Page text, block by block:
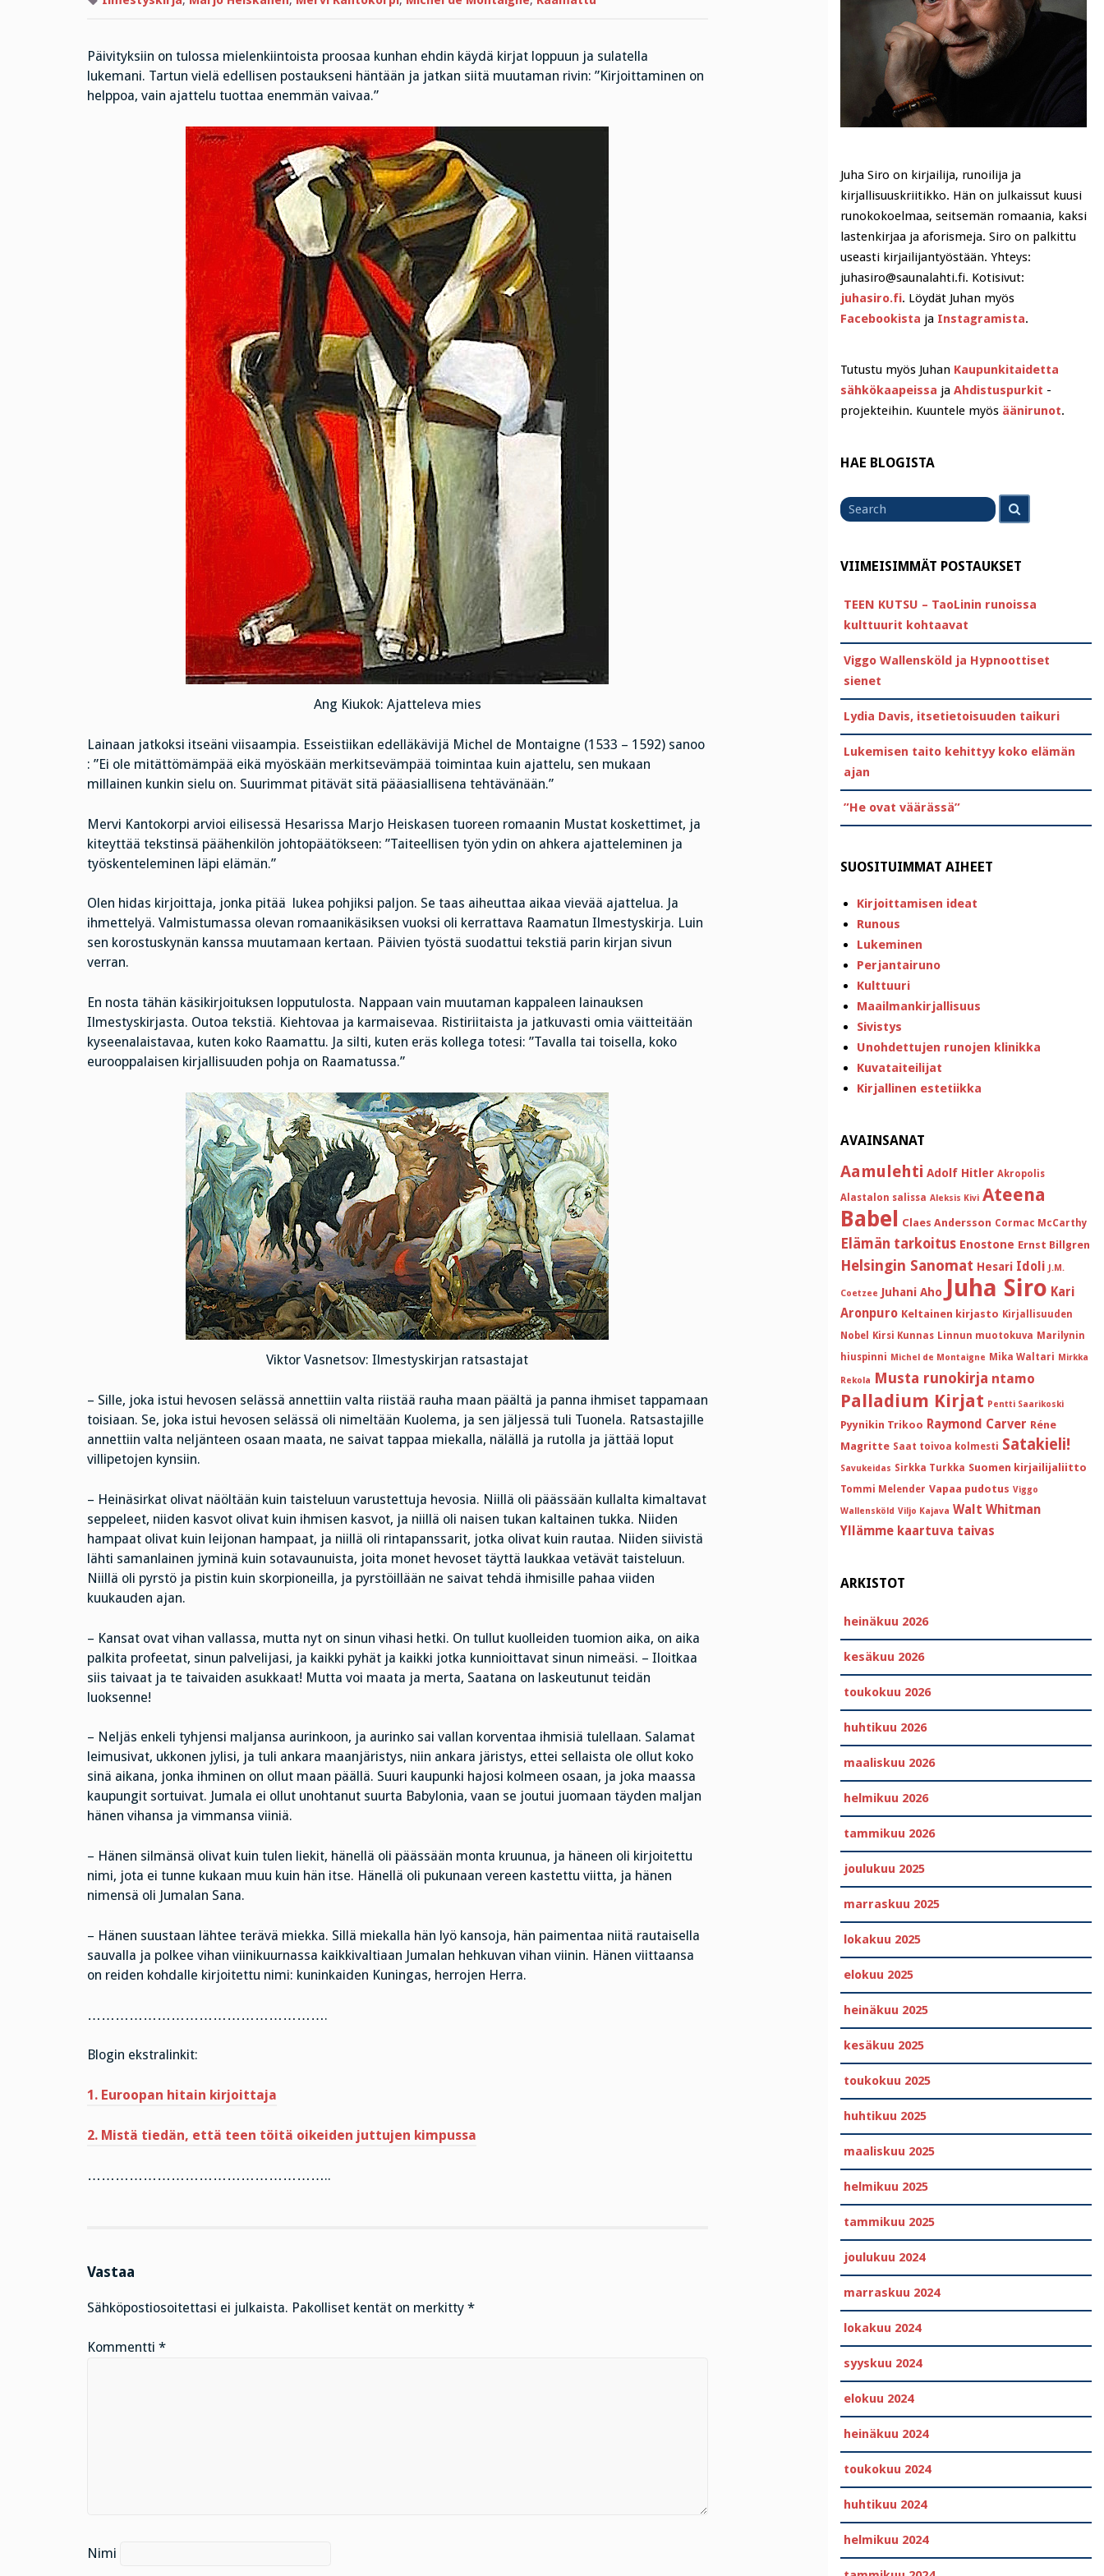
Päivityksiin on tulossa mielenkiintoista proosaa kunhan ehdin käydä kirjat loppuun ja sulatella
lukemani. Tartun vielä edellisen postaukseni häntään ja jatkan siitä muutaman rivin: ”Kirjoittaminen on
helppoa, vain ajattelu tuottaa enemmän vaivaa.”
Ang Kiukok: Ajatteleva mies
Lainaan jatkoksi itseäni viisaampia. Esseistiikan edelläkävijä Michel de Montaigne (1533 – 1592) sanoo
: ”Ei ole mitättömämpää eikä myöskään merkitsevämpää toimintaa kuin ajattelu, sen mukaan
millainen kunkin sielu on. Suurimmat pitävät sitä pääasiallisena tehtävänään.”
Mervi Kantokorpi arvioi eilisessä Hesarissa Marjo Heiskasen tuoreen romaanin Mustat koskettimet, ja
kiteyttää tekstinsä päähenkilön johtopäätökseen: ”Taiteellisen työn ydin on ahkera ajatteleminen ja
työskenteleminen läpi elämän.”
Olen hidas kirjoittaja, jonka pitää lukea pohjiksi paljon. Se taas aiheuttaa aikaa vievää ajattelua. Ja
ihmettelyä. Valmistumassa olevan romaanikäsiksen vuoksi oli kerrattava Raamatun Ilmestyskirja. Luin
sen korostuskynän kanssa muutamaan kertaan. Päivien työstä suodattui tekstiä parin kirjan sivun
verran.
En nosta tähän käsikirjoituksen lopputulosta. Nappaan vain muutaman kappaleen lainauksen
Ilmestyskirjasta. Outoa tekstiä. Kiehtovaa ja karmaisevaa. Ristiriitaista ja jatkuvasti omia väitteitään
kyseenalaistavaa, kuten koko Raamattu. Ja silti, kuten eräs kollega totesi: ”Tavalla tai toisella, koko
eurooppalaisen kirjallisuuden pohja on Raamatussa.”
Viktor Vasnetsov: Ilmestyskirjan ratsastajat
– Sille, joka istui hevosen selässä annettiin valta riistää rauha maan päältä ja panna ihmiset tappamaan
toisiaan. Se, joka istui hevosen selässä oli nimeltään Kuolema, ja sen jäljessä tuli Tuonela. Ratsastajille
annettiin valta neljänteen osaan maata, ne saivat tappaa miekalla, nälällä ja rutolla ja jättää loput
villipetojen kynsiin.
– Heinäsirkat olivat näöltään kuin taisteluun varustettuja hevosia. Niillä oli päässään kullalta kimaltavat
seppeleet, niiden kasvot olivat kuin ihmisen kasvot, ja niillä oli naisen tukan kaltainen tukka. Niiden
hampaat olivat kuin leijonan hampaat, ja niillä oli rintapanssarit, jotka olivat kuin rautaa. Niiden siivistä
lähti samanlainen jyminä kuin sotavaunuista, joita monet hevoset täyttä laukkaa vetävät taisteluun.
Niillä oli pyrstö ja pistin kuin skorpioneilla, ja pyrstöillään ne saivat tehdä ihmisille pahaa viiden
kuukauden ajan.
– Kansat ovat vihan vallassa, mutta nyt on sinun vihasi hetki. On tullut kuolleiden tuomion aika, on aika
palkita profeetat, sinun palvelijasi, ja kaikki pyhät ja kaikki jotka kunnioittavat sinun nimeäsi. – Iloitkaa
siis taivaat ja te taivaiden asukkaat! Mutta voi maata ja merta, Saatana on laskeutunut teidän
luoksenne!
– Neljäs enkeli tyhjensi maljansa aurinkoon, ja aurinko sai vallan korventaa ihmisiä tulellaan. Salamat
leimusivat, ukkonen jylisi, ja tuli ankara maanjäristys, niin ankara järistys, ettei sellaista ole ollut koko
sinä aikana, jonka ihminen on ollut maan päällä. Suuri kaupunki hajosi kolmeen osaan, ja joka maassa
kaupungit sortuivat. Jumala ei ollut unohtanut suurta Babylonia, vaan se joutui juomaan täyden maljan
hänen vihansa ja vimmansa viiniä.
– Hänen silmänsä olivat kuin tulen liekit, hänellä oli päässään monta kruunua, ja häneen oli kirjoitettu
nimi, jota ei tunne kukaan muu kuin hän itse. Hänellä oli pukunaan vereen kastettu viitta, ja hänen
nimensä oli Jumalan Sana.
– Hänen suustaan lähtee terävä miekka. Sillä miekalla hän lyö kansoja, hän paimentaa niitä rautaisella
sauvalla ja polkee vihan viinikuurnassa kaikkivaltiaan Jumalan hehkuvan vihan viinin. Hänen viittaansa
on reiden kohdalle kirjoitettu nimi: kuninkaiden Kuningas, herrojen Herra.
…………………………………………….
Blogin ekstralinkit:
1. Euroopan hitain kirjoittaja
2. Mistä tiedän, että teen töitä oikeiden juttujen kimpussa
……………………………………………..
Vastaa
Sähköpostiosoitettasi ei julkaista. Pakolliset kentät on merkitty *
Kommentti *
Nimi
Juha Siro on kirjailija, runoilija ja
kirjallisuuskriitikko. Hän on julkaissut kuusi
runokokoelmaa, seitsemän romaania, kaksi
lastenkirjaa ja aforismeja. Siro on palkittu
useasti kirjailijantyöstään. Yhteys:
juhasiro@saunalahti.fi. Kotisivut:
juhasiro.fi. Löydät Juhan myös
Facebookista ja Instagramista.
Tutustu myös Juhan Kaupunkitaidetta
sähkökaapeissa ja Ahdistuspurkit -
projekteihin. Kuuntele myös äänirunot.
HAE BLOGISTA
for
VIIMEISIMMÄT POSTAUKSET
TEEN KUTSU – TaoLinin runoissa
kulttuurit kohtaavat
Viggo Wallensköld ja Hypnoottiset
sienet
Lydia Davis, itsetietoisuuden taikuri
Lukemisen taito kehittyy koko elämän
ajan
”He ovat väärässä”
SUOSITUIMMAT AIHEET
Kirjoittamisen ideat
Runous
Lukeminen
Perjantairuno
Kulttuuri
Maailmankirjallisuus
Sivistys
Unohdettujen runojen klinikka
Kuvataiteilijat
Kirjallinen estetiikka
AVAINSANAT
Aamulehti Adolf Hitler Akropolis
Alastalon salissa Aleksis Kivi Ateena
Babel Claes Andersson Cormac McCarthy
Elämän tarkoitus Enostone Ernst Billgren
Helsingin Sanomat Hesari Idoli J.M.
Coetzee Juhani Aho Juha Siro Kari
Aronpuro Keltainen kirjasto Kirjallisuuden
Nobel
Kirsi Kunnas Linnun muotokuva Marilynin
hiuspinni Michel de Montaigne Mika Waltari Mirkka
Rekola Musta runokirja ntamo
Palladium Kirjat Pentti Saarikoski
Pyynikin Trikoo Raymond Carver Réne
Magritte Saat toivoa kolmesti Satakieli!
Savukeidas Sirkka Turkka Suomen kirjailijaliitto
Tommi Melender Vapaa pudotus Viggo
Wallensköld Viljo Kajava Walt Whitman
Yllämme kaartuva taivas
ARKISTOT
heinäkuu 2026
kesäkuu 2026
toukokuu 2026
huhtikuu 2026
maaliskuu 2026
helmikuu 2026
tammikuu 2026
joulukuu 2025
marraskuu 2025
lokakuu 2025
elokuu 2025
heinäkuu 2025
kesäkuu 2025
toukokuu 2025
huhtikuu 2025
maaliskuu 2025
helmikuu 2025
tammikuu 2025
joulukuu 2024
marraskuu 2024
lokakuu 2024
syyskuu 2024
elokuu 2024
heinäkuu 2024
toukokuu 2024
huhtikuu 2024
helmikuu 2024